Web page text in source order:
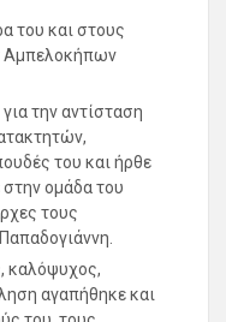
του και στους
Αμπελοκήπων
την αντίσταση
του και ήρθε
ομάδα του
τους
καλόψυχος,
αγαπήθηκε και